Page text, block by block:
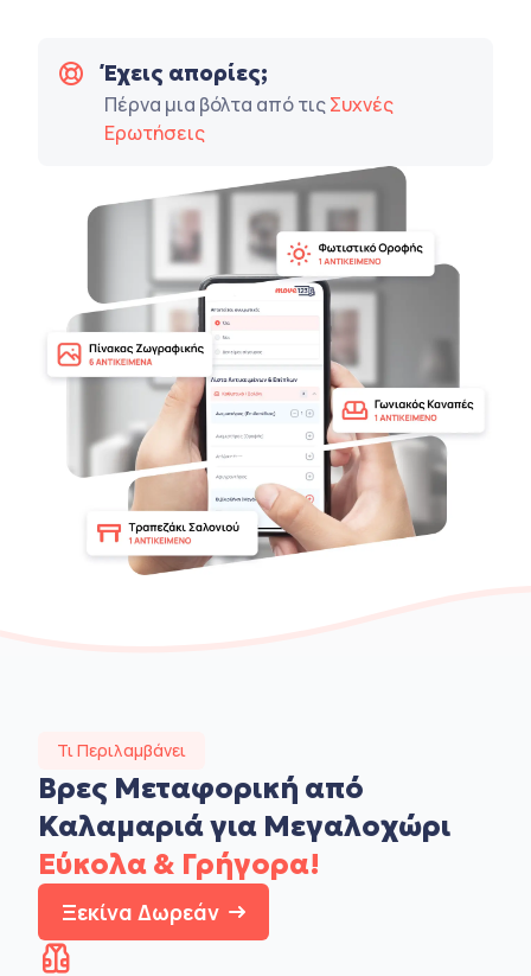
Έχεις απορίες;
Πέρνα μια βόλτα από τιςΣυχνές
Ερωτήσεις
Τι Περιλαμβάνει
Βρες Μεταφορική από
Καλαμαριά για Μεγαλοχώρι
Εύκολα & Γρήγορα!
Ξεκίνα Δωρεάν